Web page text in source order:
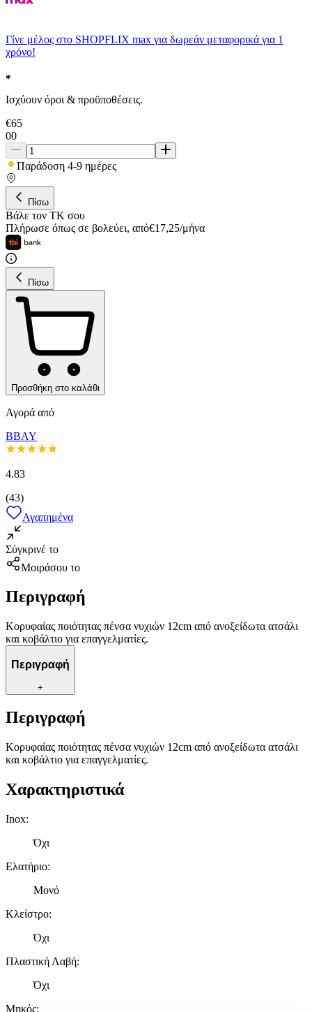
Γίνε μέλος στο SHOPFLIX max για δωρεάν μεταφορικά για 1
χρόνο!
Ισχύουν όροι & προϋποθέσεις.
€65
00
Παράδοση 4-9 ημέρες
Πίσω
Βάλε τον ΤΚ σου
Πλήρωσε όπως σε βολεύει, από€17,25/μήνα
Πίσω
Προσθήκη στο καλάθι
Αγορά από
BBAY
4.83
(43)
Αγαπημένα
Σύγκρινέ το
Μοιράσου το
Περιγραφή
Κορυφαίας ποιότητας πένσα νυχιών 12cm από ανοξείδωτα ατσάλι
και κοβάλτιο για επαγγελματίες.
Περιγραφή
+
Περιγραφή
Κορυφαίας ποιότητας πένσα νυχιών 12cm από ανοξείδωτα ατσάλι
και κοβάλτιο για επαγγελματίες.
Χαρακτηριστικά
Inox:
Όχι
Ελατήριο:
Μονό
Κλείστρο:
Όχι
Πλαστική Λαβή:
Όχι
Μηκός: